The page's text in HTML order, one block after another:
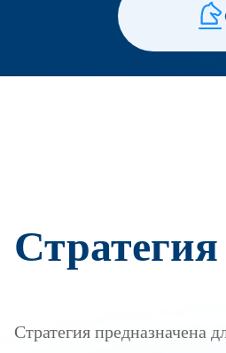
Стратегия предназначена